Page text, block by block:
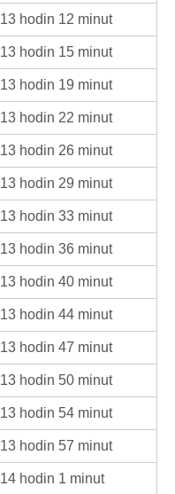
13 hodin 12 minut
13 hodin 15 minut
13 hodin 19 minut
13 hodin 22 minut
13 hodin 26 minut
13 hodin 29 minut
13 hodin 33 minut
13 hodin 36 minut
13 hodin 40 minut
13 hodin 44 minut
13 hodin 47 minut
13 hodin 50 minut
13 hodin 54 minut
13 hodin 57 minut
14 hodin 1 minut